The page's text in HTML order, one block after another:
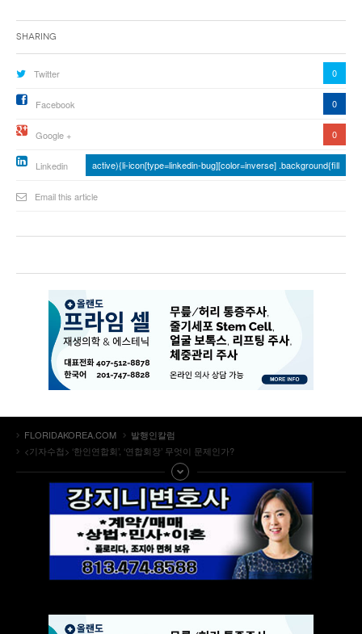
Sharing
Twitter 0
Facebook 0
Google + 0
Linkedin active){li-icon[type=linkedin-bug][color=inverse] .background{fill
Email this article
FLORIDAKOREA.COM
발행인칼럼
<기자수첩> ‘한인연합회’, ‘연합회장’ 무엇이 문제인가?